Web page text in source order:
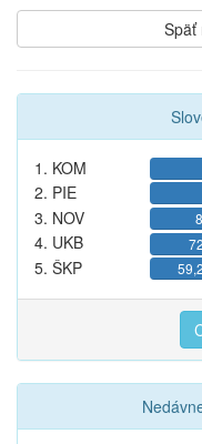
Späť
1. KOM
2. PIE
3. NOV
4. UKB
5. ŠKP